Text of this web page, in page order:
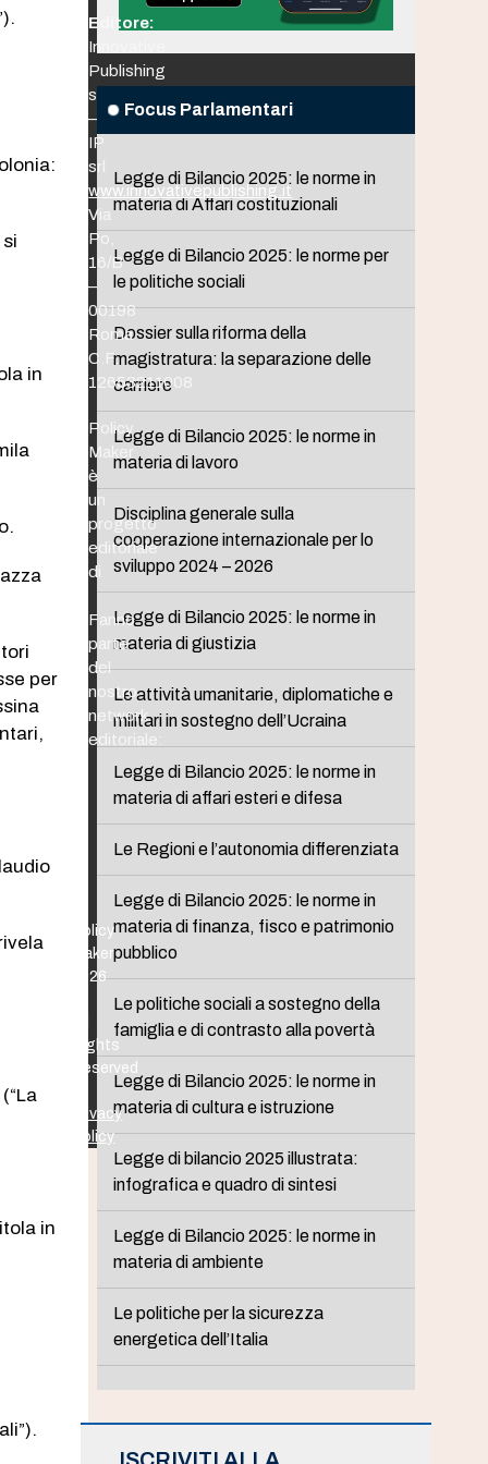
in
per
in
Focus Parlamentari
Legge di Bilancio 2025: le norme in
materia di Affari costituzionali
Legge di Bilancio 2025: le norme per
le politiche sociali
Dossier sulla riforma della
magistratura: la separazione delle
carriere
Legge di Bilancio 2025: le norme in
materia di lavoro
Disciplina generale sulla
cooperazione internazionale per lo
sviluppo 2024 – 2026
Legge di Bilancio 2025: le norme in
materia di giustizia
Le attività umanitarie, diplomatiche e
militari in sostegno dell’Ucraina
Legge di Bilancio 2025: le norme in
materia di affari esteri e difesa
Le Regioni e l’autonomia differenziata
Legge di Bilancio 2025: le norme in
materia di finanza, fisco e patrimonio
pubblico
Le politiche sociali a sostegno della
famiglia e di contrasto alla povertà
Legge di Bilancio 2025: le norme in
materia di cultura e istruzione
Legge di bilancio 2025 illustrata:
infografica e quadro di sintesi
Legge di Bilancio 2025: le norme in
materia di ambiente
Le politiche per la sicurezza
energetica dell’Italia
Editore:
Innovative
Publishing
srl
–
IP
srl
www.innovativepublishing.it
Via
Po,
16/B
–
00198
Roma
C.F.
12653211008
Policy
Maker
è
un
progetto
editoriale
di
Fanno
parte
del
nostro
network
editoriale:
Policy
Maker
2026
Rights
Reserved
Privacy
Policy